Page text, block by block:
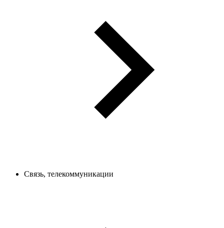
Связь, телекоммуникации